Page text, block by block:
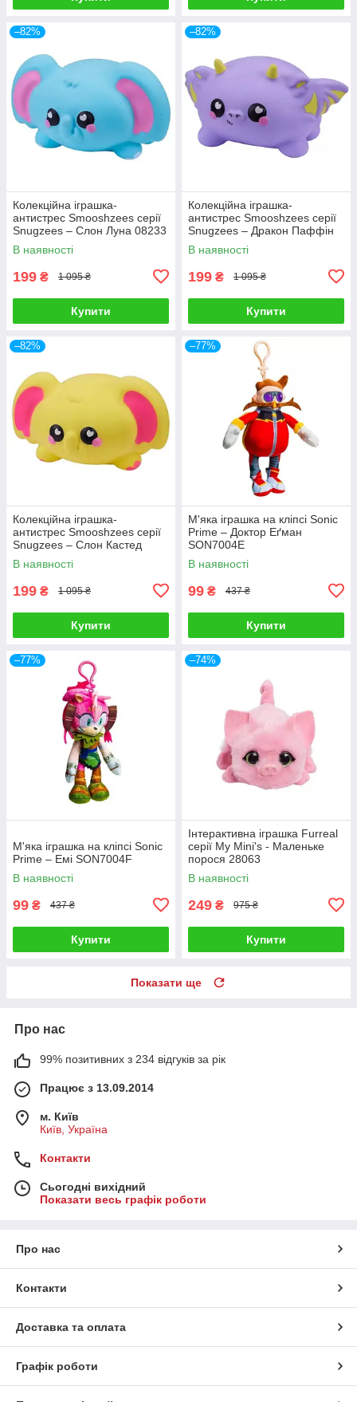
–82%
Колекційна іграшка-
антистрес Smooshzees серії
Snugzees – Слон Луна 08233
В наявності
199 ₴ 1 095 ₴
Купити
–82%
Колекційна іграшка-
антистрес Smooshzees серії
Snugzees – Дракон Паффін
08234
В наявності
199 ₴ 1 095 ₴
Купити
–82%
Колекційна іграшка-
антистрес Smooshzees серії
Snugzees – Слон Кастед
08237
В наявності
199 ₴ 1 095 ₴
Купити
–77%
М'яка іграшка на кліпсі Sonic
Prime – Доктор Еґман
SON7004E
В наявності
99 ₴ 437 ₴
Купити
–77%
М'яка іграшка на кліпсі Sonic
Prime – Емі SON7004F
В наявності
99 ₴ 437 ₴
Купити
–74%
Інтерактивна іграшка Furreal
серії My Mini's - Маленьке
порося 28063
В наявності
249 ₴ 975 ₴
Купити
Показати ще
Про нас
99% позитивних з 234 відгуків за рік
Працює з 13.09.2014
м. Київ
Київ, Україна
Контакти
Сьогодні вихідний
Показати весь графік роботи
Про нас
Контакти
Доставка та оплата
Графік роботи